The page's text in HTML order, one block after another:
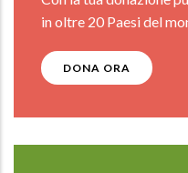
in oltre 20 Paesi del
DONA ORA